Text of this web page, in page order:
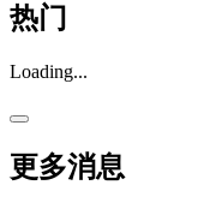
热门
Loading...
更多消息